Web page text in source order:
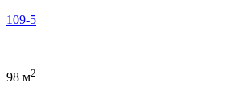
109-5
98 м2